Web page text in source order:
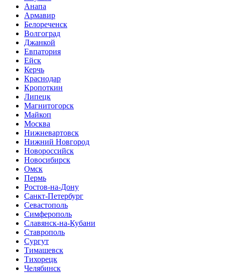
Анапа
Армавир
Белореченск
Волгоград
Джанкой
Евпатория
Ейск
Керчь
Краснодар
Кропоткин
Липецк
Магнитогорск
Майкоп
Москва
Нижневартовск
Нижний Новгород
Новороссийск
Новосибирск
Омск
Пермь
Ростов-на-Дону
Санкт-Петербург
Севастополь
Симферополь
Славянск-на-Кубани
Ставрополь
Сургут
Тимашевск
Тихорецк
Челябинск